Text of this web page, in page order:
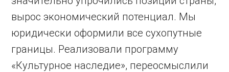
вырос экономичес­кий потенциал. Мы
юридически оформили все сухопутные
границы. Реализовали программу
«Культурное наследие», переосмыслили